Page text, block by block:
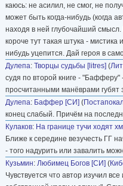
каюсь: не асилил, не смог, не
может быть когда-нибудь (когда
находя в ней глубочайший
короче тут такая штука -
нибудь уцепится. Дай героя в
Дулепа: Творцы судьбы [litres] (
судя по второй книге - "Бафферу"
просчитанными манёврами губят
Дулепа: Баффер [СИ] (
конец слабый. Причём на
Кулаков: На границе тучи ходят
Ближе к середине везучесть ГГ
- того надурить или завалить
Кузьмин: Любимец Богов [СИ] (
Чувствуется что автор изучил